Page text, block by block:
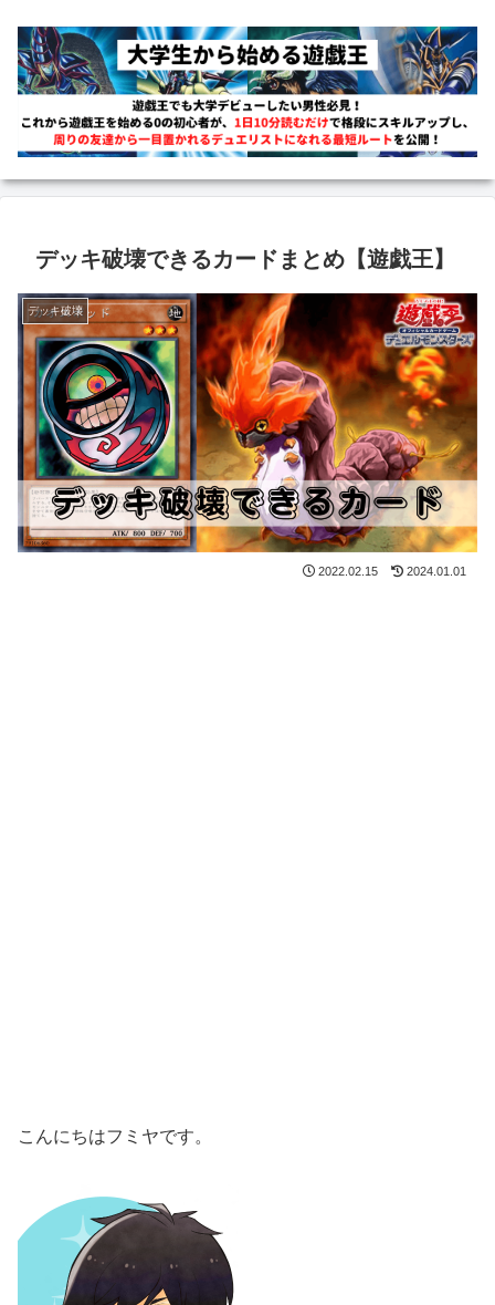
デッキ破壊できるカードまとめ【遊戯王】
デッキ破壊
2022.02.15 2024.01.01
こんにちはフミヤです。